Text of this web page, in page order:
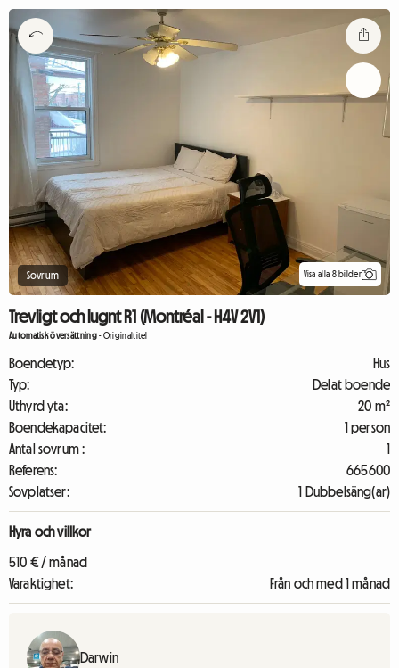
Sovrum Visa alla 8 bilder
Trevligt och lugnt R1 (Montréal - H4V 2V1)
Automatisk översättning-Originaltitel
Boendetyp:
Hus
Typ:
Delat boende
Uthyrd yta:
20 m²
Boendekapacitet:
1 person
Antal sovrum :
1
Referens:
665600
Sovplatser:
1 Dubbelsäng(ar)
Hyra och villkor
510 € / månad
Varaktighet:
Från och med 1 månad
Darwin